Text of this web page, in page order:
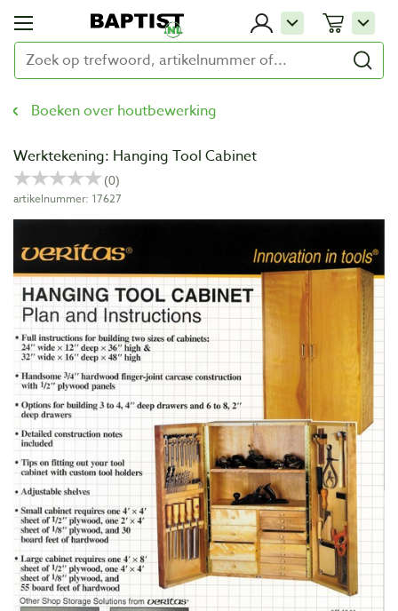
Boeken over houtbewerking
Werktekening: Hanging Tool Cabinet
artikelnummer: 17627